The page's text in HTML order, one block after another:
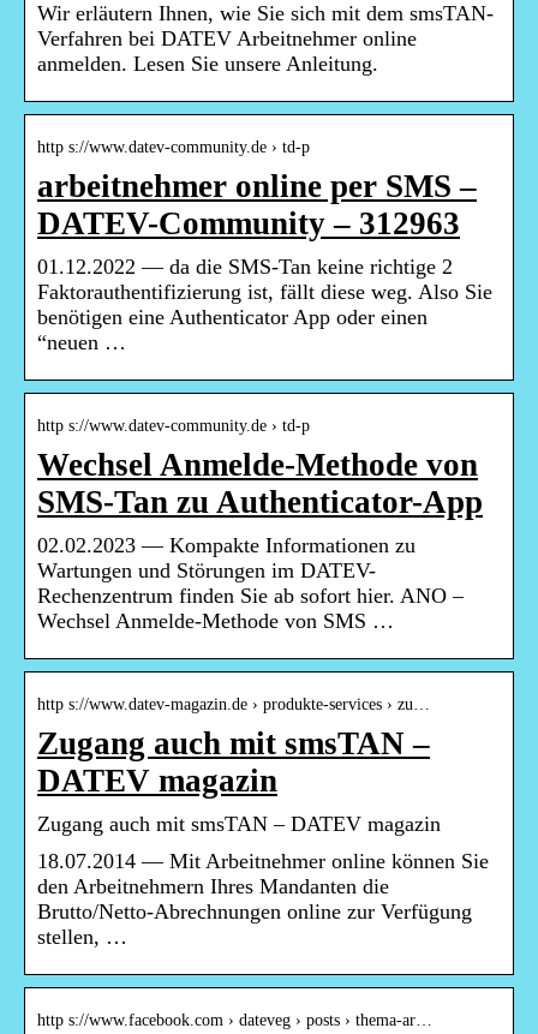
Wir erläutern Ihnen, wie Sie sich mit dem smsTAN-
Verfahren bei DATEV Arbeitnehmer online
anmelden. Lesen Sie unsere Anleitung.
http s://www.datev-community.de › td-p
arbeitnehmer online per SMS –
DATEV-Community – 312963
01.12.2022 — da die SMS-Tan keine richtige 2
Faktorauthentifizierung ist, fällt diese weg. Also Sie
benötigen eine Authenticator App oder einen
“neuen …
http s://www.datev-community.de › td-p
Wechsel Anmelde-Methode von
SMS-Tan zu Authenticator-App
02.02.2023 — Kompakte Informationen zu
Wartungen und Störungen im DATEV-
Rechenzentrum finden Sie ab sofort hier. ANO –
Wechsel Anmelde-Methode von SMS …
http s://www.datev-magazin.de › produkte-services › zu…
Zugang auch mit smsTAN –
DATEV magazin
Zugang auch mit smsTAN – DATEV magazin
18.07.2014 — Mit Arbeitnehmer online können Sie
den Arbeitnehmern Ihres Mandanten die
Brutto/Netto-Abrechnungen online zur Verfügung
stellen, …
http s://www.facebook.com › dateveg › posts › thema-ar…